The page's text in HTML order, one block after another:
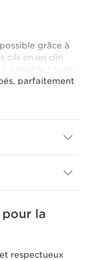
grâce à
cils en un clin
possible ! Avec
parfaitement
riche en
la
respectueux